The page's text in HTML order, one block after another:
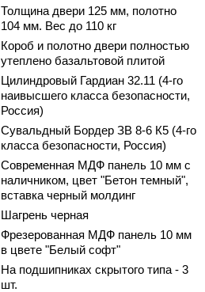
Толщина двери 125 мм, полотно
104 мм. Вес до 110 кг
Короб и полотно двери полностью
утеплено базальтовой плитой
Цилиндровый Гардиан 32.11 (4-го
наивысшего класса безопасности,
Россия)
Сувальдный Бордер ЗВ 8-6 К5 (4-го
класса безопасности, Россия)
Современная МДФ панель 10 мм с
наличником, цвет "Бетон темный",
вставка черный молдинг
Шагрень черная
Фрезерованная МДФ панель 10 мм
в цвете "Белый софт"
На подшипниках скрытого типа - 3
шт.